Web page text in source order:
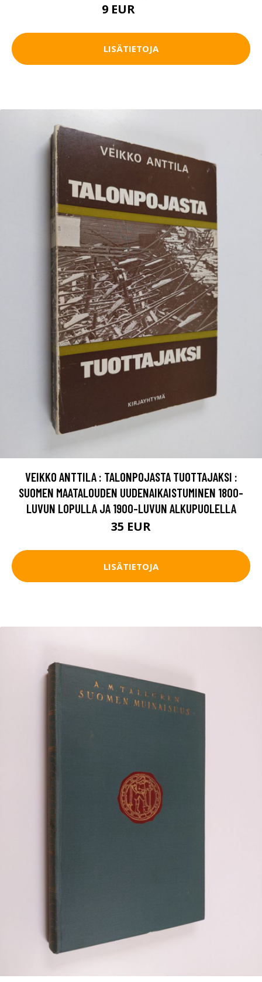
9 EUR
LISÄTIETOJA
VEIKKO ANTTILA : TALONPOJASTA TUOTTAJAKSI :
SUOMEN MAATALOUDEN UUDENAIKAISTUMINEN 1800-
LUVUN LOPULLA JA 1900-LUVUN ALKUPUOLELLA
35 EUR
LISÄTIETOJA